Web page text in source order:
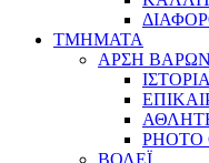
ΤΜΗΜΑΤΑ
ΑΡΣΗ ΒΑΡΩΝ
ΙΣΤΟΡΙΑ
ΒΟΛΕΪ